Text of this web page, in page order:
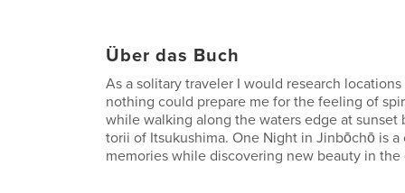
Über das Buch
As a solitary traveler I would research
nothing could prepare me for the feeling of
while walking along the waters edge at sunset
torii of Itsukushima. One Night in Jinbōchō is
memories while discovering new beauty in the